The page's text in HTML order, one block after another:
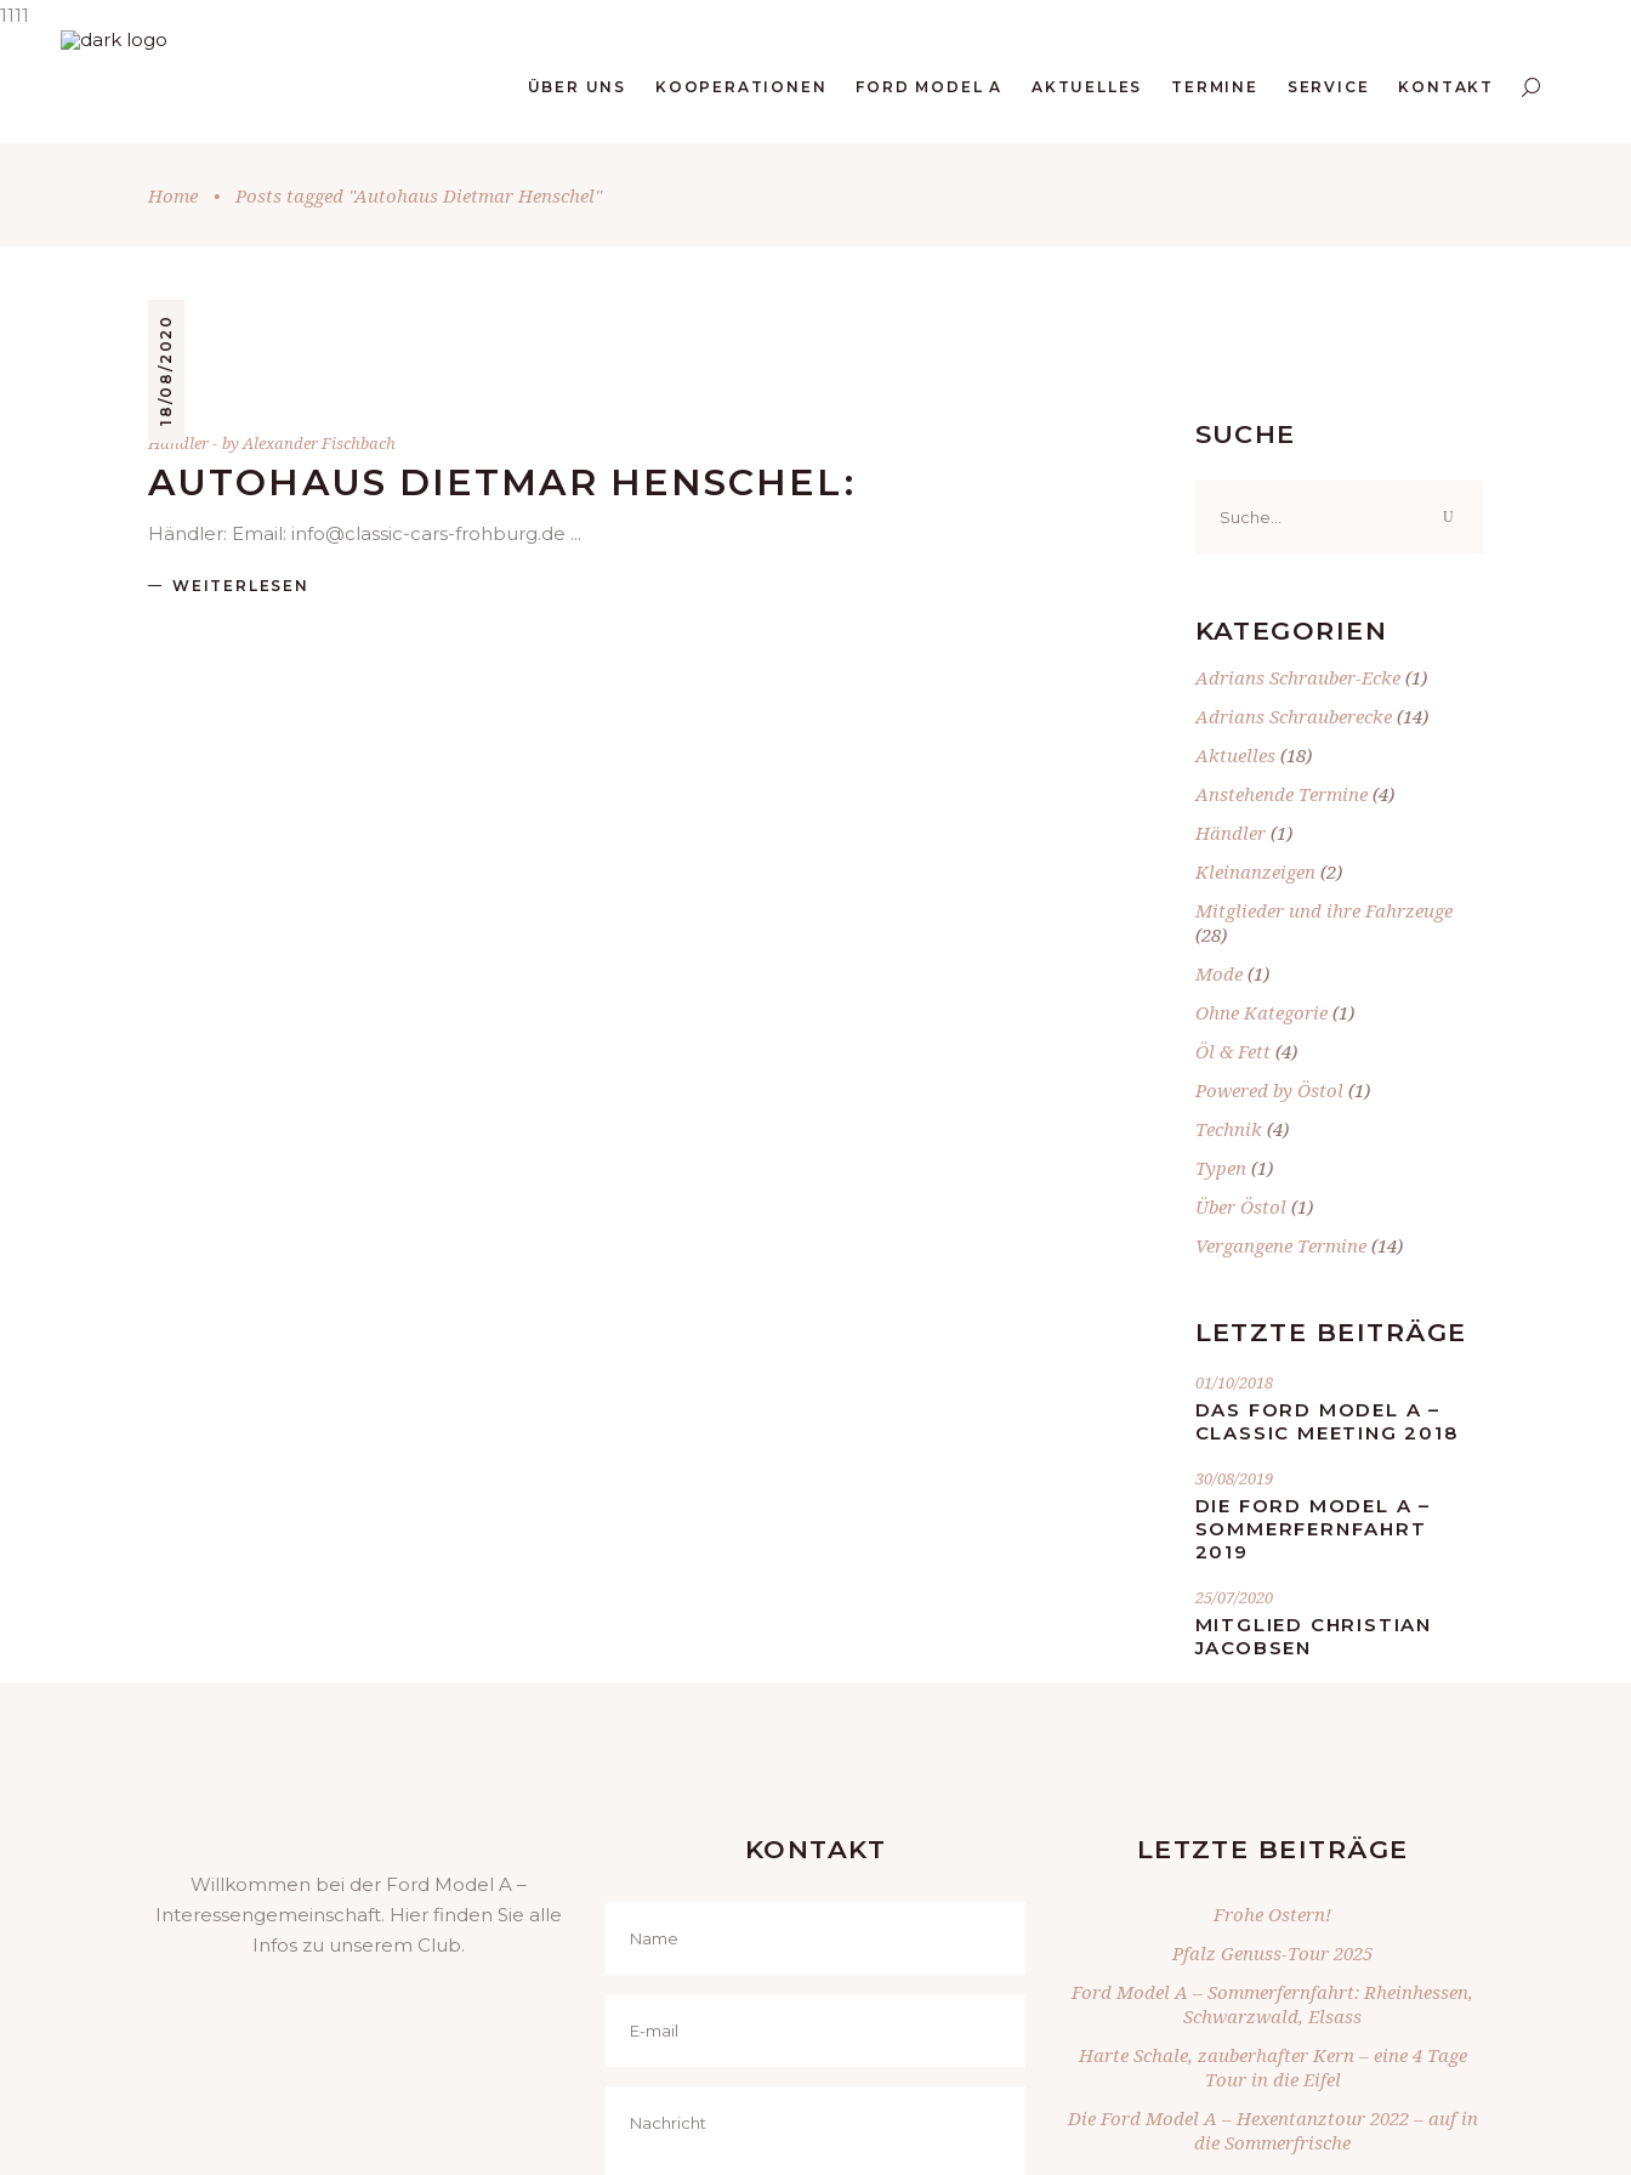
1111
ÜBER UNS KOOPERATIONEN FORD MODEL A AKTUELLES TERMINE SERVICE KONTAKT
Home • Posts tagged "Autohaus Dietmar Henschel"
18/08/2020
Händler byAlexander Fischbach
AUTOHAUS DIETMAR HENSCHEL:
Händler: Email: info@classic-cars-frohburg.de
WEITERLESEN
SUCHE
for:
KATEGORIEN
Adrians Schrauber-Ecke(1)
Adrians Schrauberecke(14)
Aktuelles(18)
Anstehende Termine(4)
Händler(1)
Kleinanzeigen(2)
Mitglieder und ihre Fahrzeuge
(28)
Mode(1)
Ohne Kategorie(1)
Öl & Fett(4)
Powered by Östol(1)
Technik(4)
Typen(1)
Über Östol(1)
Vergangene Termine(14)
LETZTE BEITRÄGE
01/10/2018
DAS FORD MODEL A –
CLASSIC MEETING 2018
30/08/2019
DIE FORD MODEL A –
SOMMERFERNFAHRT
2019
25/07/2020
MITGLIED CHRISTIAN
JACOBSEN
Willkommen bei der Ford Model A –
Interessengemeinschaft. Hier finden Sie alle
Infos zu unserem Club.
KONTAKT LETZTE BEITRÄGE
Frohe Ostern!
Pfalz Genuss-Tour 2025
Ford Model A – Sommerfernfahrt: Rheinhessen,
Schwarzwald, Elsass
Harte Schale, zauberhafter Kern – eine 4 Tage
Tour in die Eifel
Die Ford Model A – Hexentanztour 2022 – auf in
die Sommerfrische